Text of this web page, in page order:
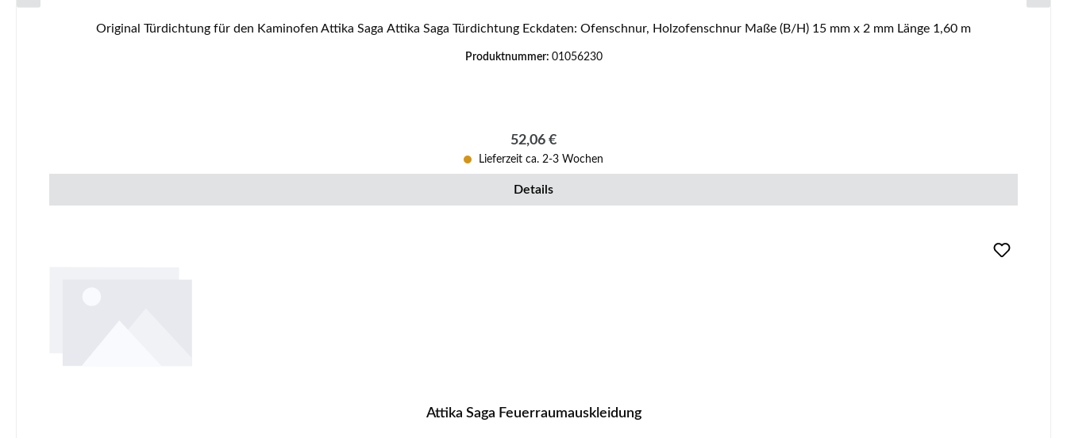
Original Türdichtung für den Kaminofen Attika Saga Attika Saga Türdichtung Eckdaten: Ofenschnur, Holzofenschnur Maße (B/H) 15 mm x 2 mm Länge 1,60 m
Produktnummer: 01056230
Regulärer Preis:
52,06 €
Lieferzeit ca. 2-3 Wochen
Details
Attika Saga Feuerraumauskleidung